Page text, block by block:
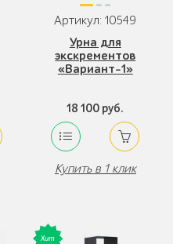
Артикул: 10549
Урна для
экскрементов
«Вариант-1»
18 100 руб.
Купить в 1 клик